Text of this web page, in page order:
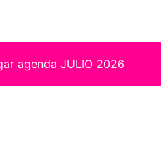
agenda JULIO 2026